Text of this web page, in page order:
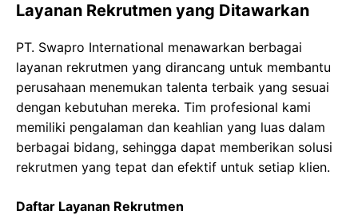
Layanan Rekrutmen yang Ditawarkan
PT. Swapro International menawarkan berbagai
layanan rekrutmen yang dirancang untuk membantu
perusahaan menemukan talenta terbaik yang sesuai
dengan kebutuhan mereka. Tim profesional kami
memiliki pengalaman dan keahlian yang luas dalam
berbagai bidang, sehingga dapat memberikan solusi
rekrutmen yang tepat dan efektif untuk setiap klien.
Daftar Layanan Rekrutmen